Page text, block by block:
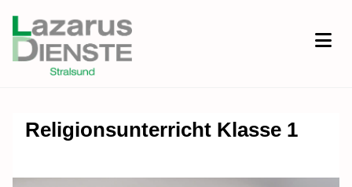
Religionsunterricht Klasse 1